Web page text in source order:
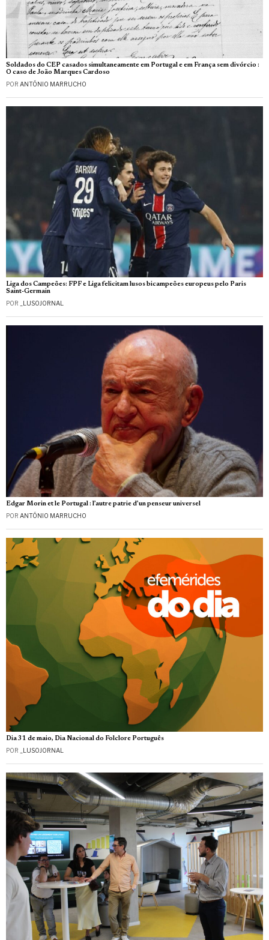
Soldados do CEP casados simultaneamente em Portugal e em França sem divórcio :
O caso de João Marques Cardoso
POR ANTÓNIO MARRUCHO
Liga dos Campeões: FPF e Liga felicitam lusos bicampeões europeus pelo Paris
Saint-Germain
POR _LUSOJORNAL
Edgar Morin et le Portugal : l’autre patrie d’un penseur universel
POR ANTÓNIO MARRUCHO
Dia 31 de maio, Dia Nacional do Folclore Português
POR _LUSOJORNAL